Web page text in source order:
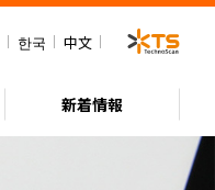
한국 中文
新着情報